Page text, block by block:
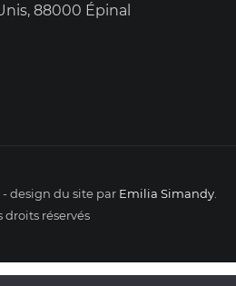
88000 Épinal
design du site par Emilia Simandy.
droits réservés